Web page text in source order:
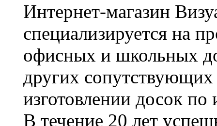
Интернет-магазин
специализируется на
офисных и школьных
других сопутствующих
изготовлении досок по
В течение 20 лет